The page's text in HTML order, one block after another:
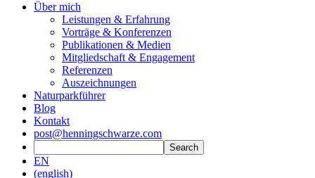
Über mich
Leistungen & Erfahrung
Vorträge & Konferenzen
Publikationen & Medien
Mitgliedschaft & Engagement
Referenzen
Auszeichnungen
Naturparkführer
Blog
Kontakt
post@henningschwarze.com
EN
(english)